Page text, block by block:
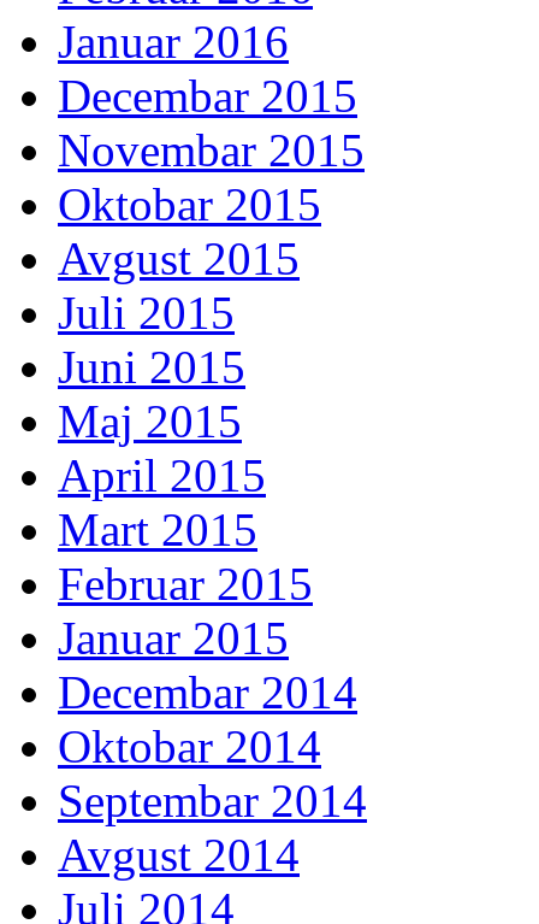
Januar 2016
Decembar 2015
Novembar 2015
Oktobar 2015
Avgust 2015
Juli 2015
Juni 2015
Maj 2015
April 2015
Mart 2015
Februar 2015
Januar 2015
Decembar 2014
Oktobar 2014
Septembar 2014
Avgust 2014
Juli 2014